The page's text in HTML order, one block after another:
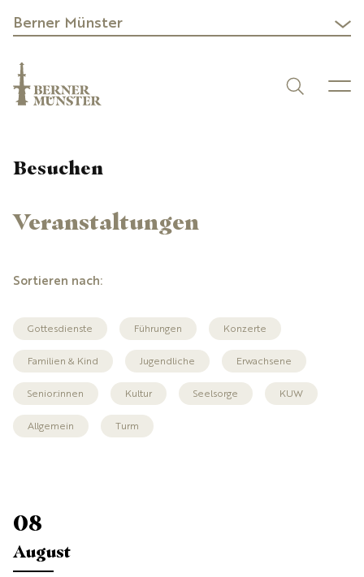
Berner Münster
Besuchen
Veranstaltungen
Gottesdienste Führungen Konzerte
Familien & Kind Jugendliche Erwachsene
Senior:innen Kultur Seelsorge KUW
Allgemein Turm
08
August